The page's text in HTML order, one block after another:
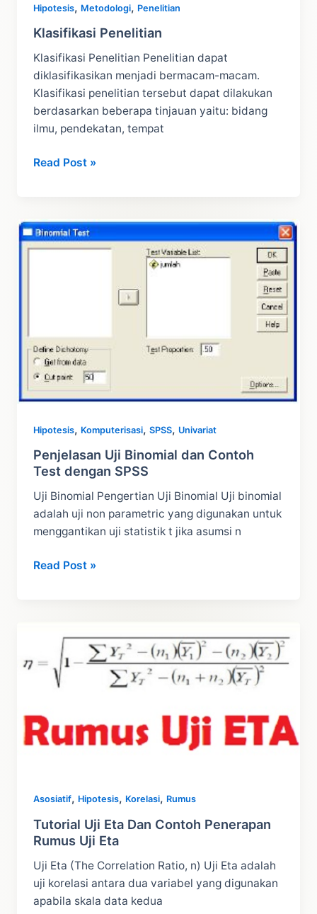
Hipotesis, Metodologi, Penelitian
Klasifikasi Penelitian
Klasifikasi Penelitian Penelitian dapat
diklasifikasikan menjadi bermacam-macam.
Klasifikasi penelitian tersebut dapat dilakukan
berdasarkan beberapa tinjauan yaitu: bidang
ilmu, pendekatan, tempat
Klasifikasi
Read Post »
Hipotesis, Komputerisasi,SPSS, Univariat
Penjelasan Uji Binomial dan Contoh
Test dengan SPSS
Uji Binomial Pengertian Uji Binomial Uji binomial
adalah uji non parametric yang digunakan untuk
menggantikan uji statistik t jika asumsi n
Penjelasan
Contoh
dengan
SPSS
Read Post »
Asosiatif, Hipotesis, Korelasi, Rumus
Tutorial Uji Eta Dan Contoh Penerapan
Rumus Uji Eta
Uji Eta (The Correlation Ratio, n) Uji Eta adalah
uji korelasi antara dua variabel yang digunakan
apabila skala data kedua